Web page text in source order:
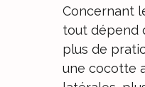
Concernant
tout dépend
plus de
une cocotte